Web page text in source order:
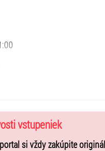
nebudú čakať klasické
v historickom centre
bežne nečapujú.
vstupeniek
si vždy zakúpite